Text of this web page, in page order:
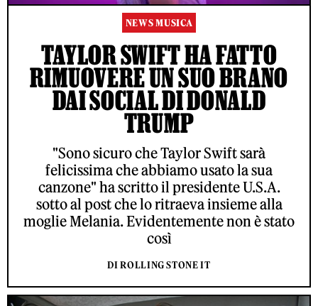
NEWS MUSICA
TAYLOR SWIFT HA FATTO
RIMUOVERE UN SUO BRANO
DAI SOCIAL DI DONALD
TRUMP
"Sono sicuro che Taylor Swift sarà
felicissima che abbiamo usato la sua
canzone" ha scritto il presidente U.S.A.
sotto al post che lo ritraeva insieme alla
moglie Melania. Evidentemente non è stato
così
DI ROLLING STONE IT